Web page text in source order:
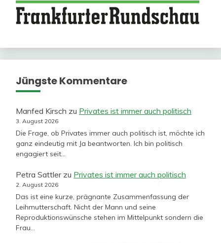
Jüngste Kommentare
Manfed Kirsch zu Privates ist immer auch politisch
3. August 2026
Die Frage, ob Privates immer auch politisch ist, möchte ich
ganz eindeutig mit Ja beantworten. Ich bin politisch
engagiert seit…
Petra Sattlerzu Privates ist immer auch politisch
2. August 2026
Das ist eine kurze, prägnante Zusammenfassung der
Leihmutterschaft. Nicht der Mann und seine
Reproduktionswünsche stehen im Mittelpunkt sondern die
Frau…